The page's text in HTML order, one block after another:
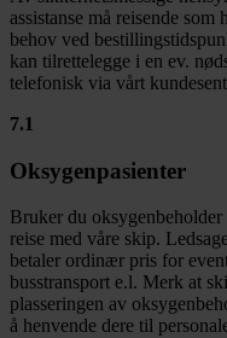
assistanse må reisende
behov ved
kan tilrettelegge i en ev.
telefonisk via vårt
7.1
Oksygenpasienter
Bruker du
reise med våre skip.
betaler ordinær pris for
busstransport e.l. Merk at
plasseringen av
å henvende dere til